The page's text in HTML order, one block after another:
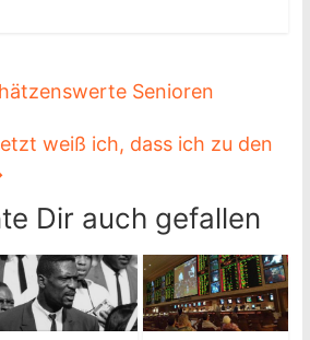
Senioren
weiß ich, dass ich zu den
Dir auch gefallen